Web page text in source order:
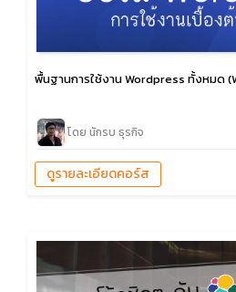
พื้นฐานการใช้งาน Wordpress ทั้งหมด
โดย นักรบ ธุรกิจ
ดูรายละเอียดคอร์ส